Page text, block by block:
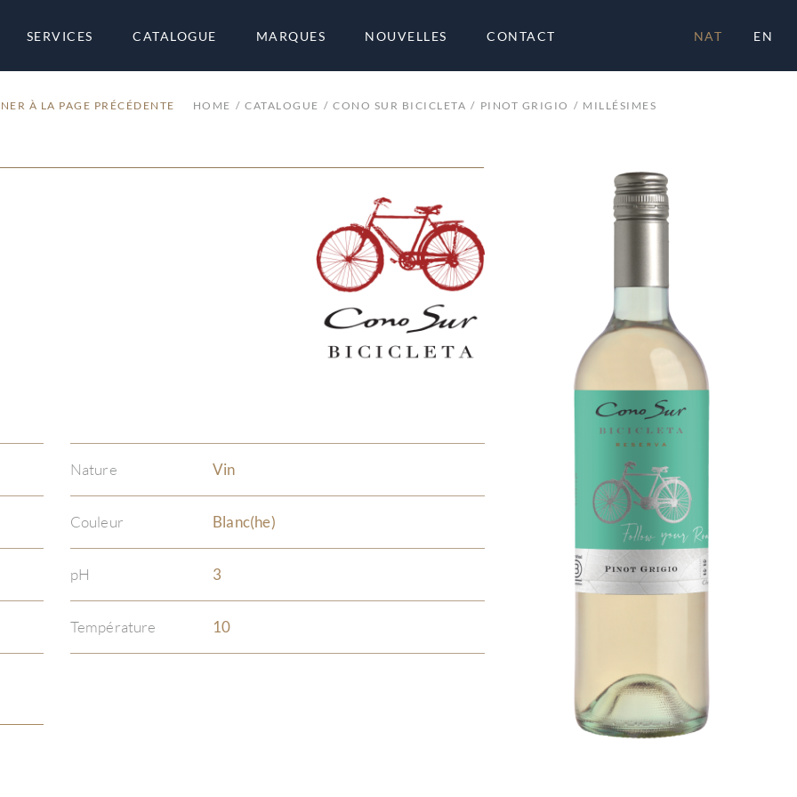
SERVICES CATALOGUE MARQUES NOUVELLES CONTACT NAT EN
À LA PAGE PRÉCÉDENTE HOME CATALOGUE CONO SUR BICICLETA PINOT GRIGIO MILLÉSIMES
Nature Vin
Couleur Blanc(he)
pH 3
Température 10